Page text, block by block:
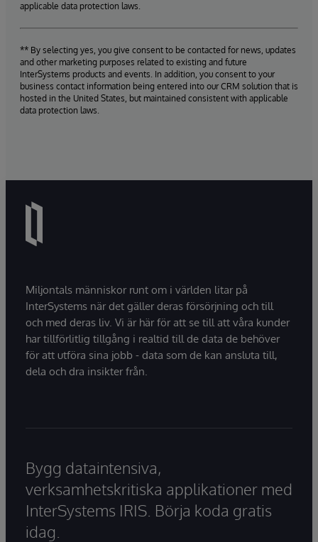
applicable data protection laws.
** By selecting yes, you give consent to be contacted for news, updates
and other marketing purposes related to existing and future
InterSystems products and events. In addition, you consent to your
business contact information being entered into our CRM solution that is
hosted in the United States, but maintained consistent with applicable
data protection laws.
Miljontals människor runt om i världen litar på
InterSystems när det gäller deras försörjning och till
och med deras liv. Vi är här för att se till att våra kunder
har tillförlitlig tillgång i realtid till de data de behöver
för att utföra sina jobb - data som de kan ansluta till,
dela och dra insikter från.
Bygg dataintensiva,
verksamhetskritiska applikationer med
InterSystems IRIS. Börja koda gratis
idag.